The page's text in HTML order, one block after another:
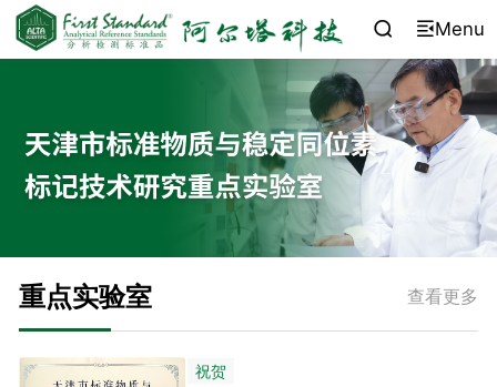
 Menu
重点实验室 查看更多
祝贺